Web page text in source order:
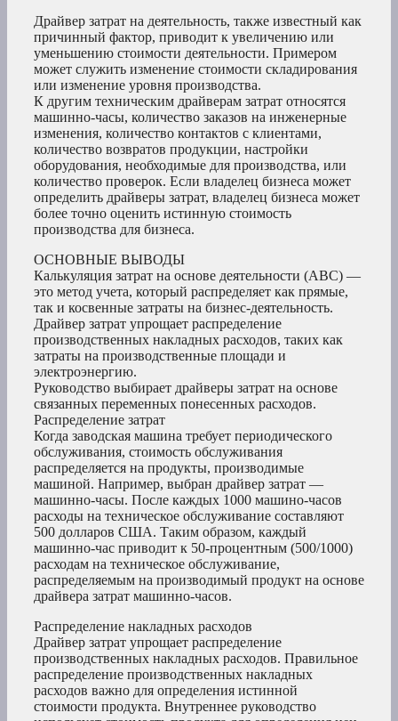
Драйвер затрат на деятельность, также известный как
причинный фактор, приводит к увеличению или
уменьшению стоимости деятельности. Примером
может служить изменение стоимости складирования
или изменение уровня производства.
К другим техническим драйверам затрат относятся
машинно-часы, количество заказов на инженерные
изменения, количество контактов с клиентами,
количество возвратов продукции, настройки
оборудования, необходимые для производства, или
количество проверок. Если владелец бизнеса может
определить драйверы затрат, владелец бизнеса может
более точно оценить истинную стоимость
производства для бизнеса.
ОСНОВНЫЕ ВЫВОДЫ
Калькуляция затрат на основе деятельности (ABC) —
это метод учета, который распределяет как прямые,
так и косвенные затраты на бизнес-деятельность.
Драйвер затрат упрощает распределение
производственных накладных расходов, таких как
затраты на производственные площади и
электроэнергию.
Руководство выбирает драйверы затрат на основе
связанных переменных понесенных расходов.
Распределение затрат
Когда заводская машина требует периодического
обслуживания, стоимость обслуживания
распределяется на продукты, производимые
машиной. Например, выбран драйвер затрат —
машинно-часы. После каждых 1000 машино-часов
расходы на техническое обслуживание составляют
500 долларов США. Таким образом, каждый
машинно-час приводит к 50-процентным (500/1000)
расходам на техническое обслуживание,
распределяемым на производимый продукт на основе
драйвера затрат машинно-часов.
Распределение накладных расходов
Драйвер затрат упрощает распределение
производственных накладных расходов. Правильное
распределение производственных накладных
расходов важно для определения истинной
стоимости продукта. Внутреннее руководство